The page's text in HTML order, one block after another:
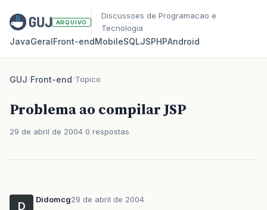
ARQUIVO
Discussoes de Programacao e
Tecnologia
JavaGeralFront‑endMobileSQLJSPHPAndroid
GUJ/Front-end/Topico
Problema ao compilar JSP
29 de abril de 2004 0 respostas
D
Didomcg29 de abril de 2004